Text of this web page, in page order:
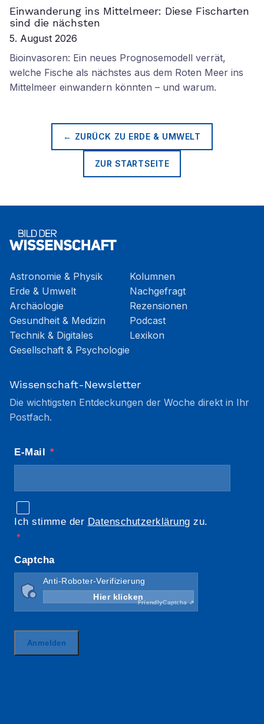
Einwanderung ins Mittelmeer: Diese Fischarten
sind die nächsten
5. August 2026
Bioinvasoren: Ein neues Prognosemodell verrät,
welche Fische als nächstes aus dem Roten Meer ins
Mittelmeer einwandern könnten – und warum.
← ZURÜCK ZU ERDE & UMWELT
ZUR STARTSEITE
Astronomie & Physik
Erde & Umwelt
Archäologie
Gesundheit & Medizin
Technik & Digitales
Gesellschaft & Psychologie
Kolumnen
Nachgefragt
Rezensionen
Podcast
Lexikon
Wissenschaft-Newsletter
Die wichtigsten Entdeckungen der Woche direkt in Ihr
Postfach.